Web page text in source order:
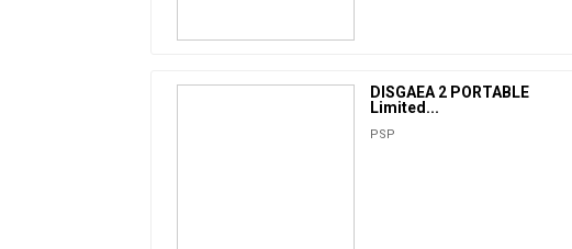
DISGAEA 2 PORTABLE
Limited...
PSP